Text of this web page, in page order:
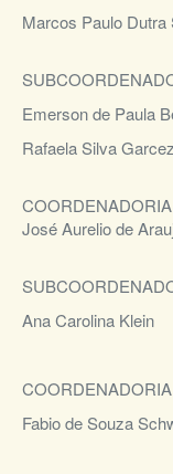
Marcos Paulo Dutra
Emerson de Paula
Rafaela Silva Garcez
José Aurelio de
Ana Carolina Klein
Fabio de Souza